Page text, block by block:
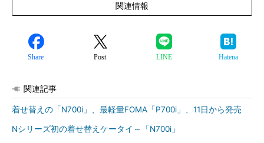
関連情報
Share Post LINE Hatena
関連記事
着せ替えの「N700i」、最軽量FOMA「P700i」、11日から発売
Nシリーズ初の着せ替えケータイ～「N700i」